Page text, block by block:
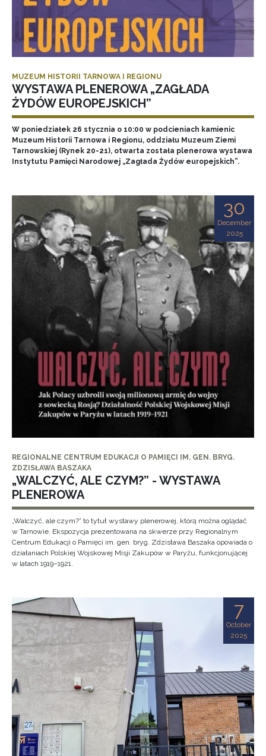
MUZEUM HISTORII TARNOWA I REGIONU
WYSTAWA PLENEROWA „ZAGŁADA
ŻYDÓW EUROPEJSKICH”
W poniedziałek 26 stycznia o 10:00 w podcieniach kamienic
Muzeum Historii Tarnowa i Regionu, oddziału Muzeum Ziemi
Tarnowskiej (Rynek 20-21), otwarta została plenerowa wystawa
Instytutu Pamięci Narodowej „Zagłada Żydów europejskich”.
30
December
2025
REGIONALNE CENTRUM EDUKACJI O PAMIĘCI IM. GEN. BRYG.
ZDZISŁAWA BASZAKA
„WALCZYĆ, ALE CZYM?” - WYSTAWA
PLENEROWA
„Walczyć, ale czym?” to tytuł wystawy plenerowej, którą można oglądać
w Tarnowie. Ekspozycja prezentowana na skwerze przy Regionalnym
Centrum Edukacji o Pamięci im. gen. bryg. Zdzisława Baszaka opowiada o
działaniach Polskiej Wojskowej Misji Zakupów w Paryżu, funkcjonującej
w latach 1919–1921.
7
October
2025